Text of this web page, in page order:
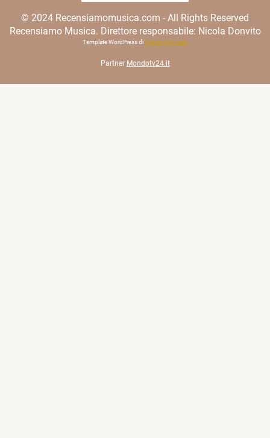
© 2024 Recensiamomusica.com - All Rights Reserved
Recensiamo Musica. Direttore responsabile: Nicola Donvito
Template WordPress di Matteo Morreale
Partner Mondotv24.it